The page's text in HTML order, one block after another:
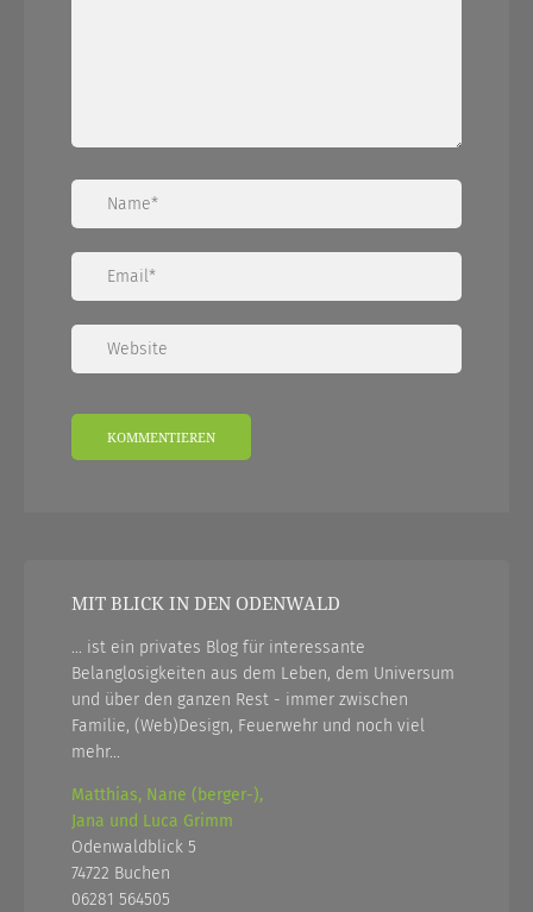
MIT BLICK IN DEN ODENWALD
... ist ein privates Blog für interessante
Belanglosigkeiten aus dem Leben, dem Universum
und über den ganzen Rest - immer zwischen
Familie, (Web)Design, Feuerwehr und noch viel
mehr...
Matthias, Nane (berger-),
Jana und Luca Grimm
Odenwaldblick 5
74722 Buchen
06281 564505